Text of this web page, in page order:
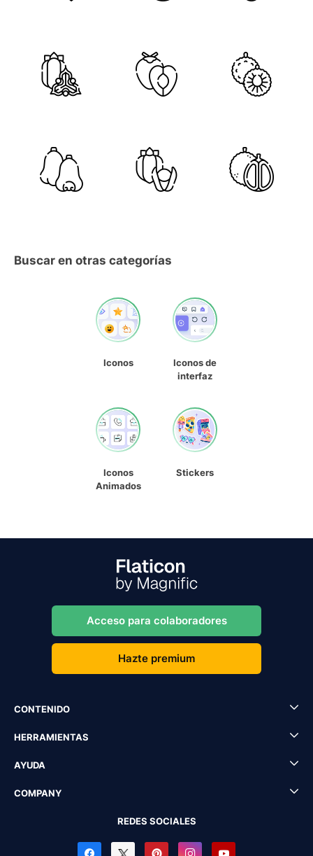
Buscar en otras categorías
Iconos
Iconos de
interfaz
Iconos
Animados
Stickers
Acceso para colaboradores
Hazte premium
CONTENIDO
HERRAMIENTAS
AYUDA
COMPANY
REDES SOCIALES